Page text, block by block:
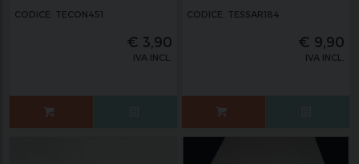
CODICE: TECON451
€ 3,90
IVA INCL.
CODICE: TESSAR184
€ 9,90
IVA INCL.